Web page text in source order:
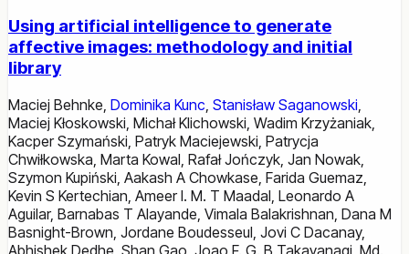
Using artificial intelligence to generate
affective images: methodology and initial
library
Maciej Behnke Dominika Kunc Stanisław Saganowski
Maciej Kłoskowski Michał Klichowski Wadim Krzyżaniak
Kacper Szymański Patryk Maciejewski Patrycja
Chwiłkowska Marta Kowal Rafał Jończyk Jan Nowak
Szymon Kupiński Aakash A Chowkase Farida Guemaz
Kevin S Kertechian Ameer I. M. T Maadal Leonardo A
Aguilar, Barnabas T Alayande Vimala Balakrishnan Dana M
Basnight-Brown Jordane Boudesseul Jovi C Dacanay,
Abhishek Dedhe Shan Gao Joao F. G. B Takayanagi Md.